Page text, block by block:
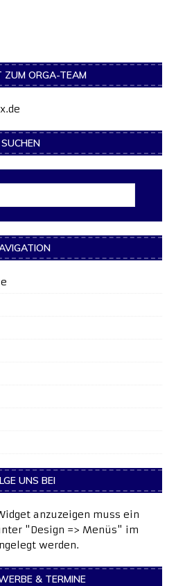
ZUM ORGA-TEAM
SUCHEN
UNS BEI
anzuzeigen muss ein
"Design => Menüs" im
werden.
& TERMINE